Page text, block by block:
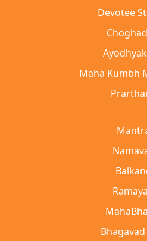
Devotee
Maha Kumbh